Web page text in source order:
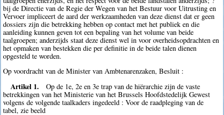
bij de Directie van de Regie der Wegen van het Bestuur voor Uitrusting en
Vervoer impliceert de aard der werkzaamheden van deze dienst dat er geen
dossiers zijn die betrekking hebben op contact met het publiek en die
aanleiding kunnen geven tot een bepaling van het volume van beide
taalgroepen; anderzijds staat deze dienst wel in voor overheidsopdrachten en
het opmaken van bestekken die per definitie in de beide talen dienen
opgesteld te worden.
Op voordracht van de Minister van Ambtenarenzaken, Besluit :
Artikel 1.
Op de 1e, 2e en 3e trap van de hiërarchie zijn de vaste
betrekkingen van het Ministerie van het Brussels Hoofdstedelijk Gewest
volgens de volgende taalkaders ingedeeld : Voor de raadpleging van de
tabel, zie beeld